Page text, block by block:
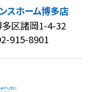
スホーム博多店
区諸岡1-4-32
915-8901